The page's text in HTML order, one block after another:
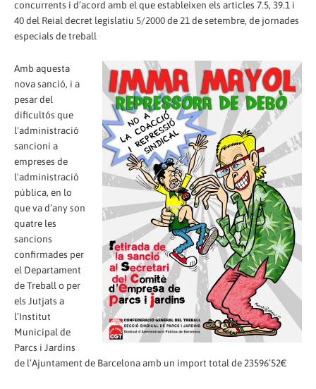
concurrents i d’acord amb el que estableixen els articles 7.5, 39.1 i
40 del Reial decret legislatiu 5/2000 de 21 de setembre, de jornades
especials de treball
Amb aquesta
nova sanció, i a
pesar del
dificultós que
l'administració
sancioni a
empreses de
l'administració
pública, en lo
que va d’any son
quatre les
sancions
confirmades per
el Departament
de Treball o per
els Jutjats a
l’Institut
Municipal de
Parcs i Jardins
de l’Ajuntament de Barcelona amb un import total de 23596’52€